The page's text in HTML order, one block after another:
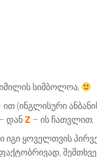
სიმბოლოა;
ით (ინგლისური
დან Z – ის ჩათვლით;
იგი ყოველთვის